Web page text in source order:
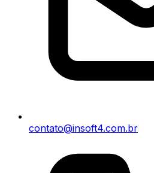
contato@insoft4.com.br